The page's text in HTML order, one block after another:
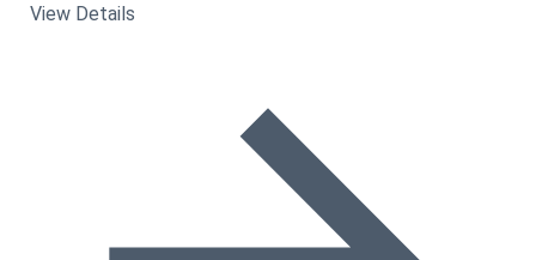
View Details